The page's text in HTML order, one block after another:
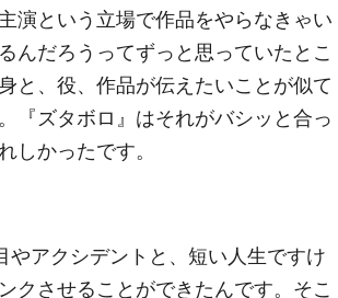
演という立場で作品をやらなきゃい
んだろうってずっと思っていたとこ
と、役、作品が伝えたいことが似て
『ズタボロ』はそれがバシッと合っ
しかったです。
やアクシデントと、短い人生ですけ
クさせることができたんです。そこ